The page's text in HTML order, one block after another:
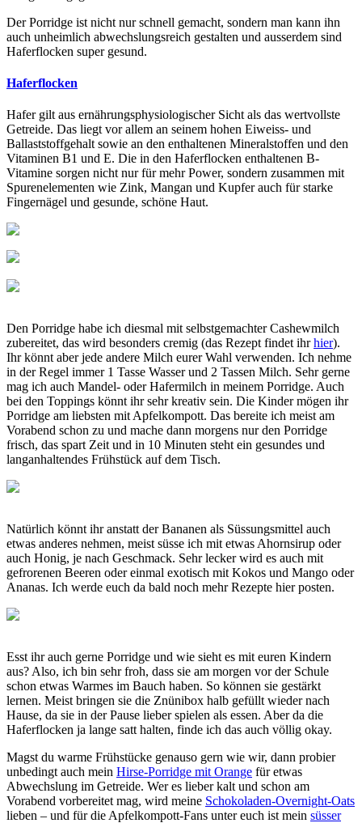
Der Porridge ist nicht nur schnell gemacht, sondern man kann ihn
auch unheimlich abwechslungsreich gestalten und ausserdem sind
Haferflocken super gesund.
Haferflocken
Hafer gilt aus ernährungsphysiologischer Sicht als das wertvollste
Getreide. Das liegt vor allem an seinem hohen Eiweiss- und
Ballaststoffgehalt sowie an den enthaltenen Mineralstoffen und den
Vitaminen B1 und E. Die in den Haferflocken enthaltenen B-
Vitamine sorgen nicht nur für mehr Power, sondern zusammen mit
Spurenelementen wie Zink, Mangan und Kupfer auch für starke
Fingernägel und gesunde, schöne Haut.
Den Porridge habe ich diesmal mit selbstgemachter Cashewmilch
zubereitet, das wird besonders cremig (das Rezept findet ihrhier).
Ihr könnt aber jede andere Milch eurer Wahl verwenden. Ich nehme
in der Regel immer 1 Tasse Wasser und 2 Tassen Milch. Sehr gerne
mag ich auch Mandel- oder Hafermilch in meinem Porridge. Auch
bei den Toppings könnt ihr sehr kreativ sein. Die Kinder mögen ihr
Porridge am liebsten mit Apfelkompott. Das bereite ich meist am
Vorabend schon zu und mache dann morgens nur den Porridge
frisch, das spart Zeit und in 10 Minuten steht ein gesundes und
langanhaltendes Frühstück auf dem Tisch.
Natürlich könnt ihr anstatt der Bananen als Süssungsmittel auch
etwas anderes nehmen, meist süsse ich mit etwas Ahornsirup oder
auch Honig, je nach Geschmack. Sehr lecker wird es auch mit
gefrorenen Beeren oder einmal exotisch mit Kokos und Mango oder
Ananas. Ich werde euch da bald noch mehr Rezepte hier posten.
Esst ihr auch gerne Porridge und wie sieht es mit euren Kindern
aus? Also, ich bin sehr froh, dass sie am morgen vor der Schule
schon etwas Warmes im Bauch haben. So können sie gestärkt
lernen. Meist bringen sie die Znünibox halb gefüllt wieder nach
Hause, da sie in der Pause lieber spielen als essen. Aber da die
Haferflocken ja lange satt halten, finde ich das auch völlig okay.
Magst du warme Frühstücke genauso gern wie wir, dann probier
unbedingt auch mein Hirse-Porridge mit Orange für etwas
Abwechslung im Getreide. Wer es lieber kalt und schon am
Vorabend vorbereitet mag, wird meine Schokoladen-Overnight-Oats
lieben – und für die Apfelkompott-Fans unter euch ist mein süsser